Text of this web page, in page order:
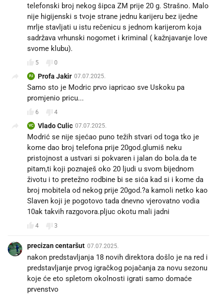
telefonski broj nekog šipca ZM prije 20 g. Strašno. Malo
nije higijenski s tvoje strane jednu karijeru bez ijedne
mrlje stavljati u istu rečenicu s jednom karijerom koja
sadržava vrhunski nogomet i kriminal ( kažnjavanje love
svome klubu).
5 0
PJ Profa Jakir 07.07.2025.
Samo sto je Modric prvo iapricao sve Uskoku pa
promjenio pricu...
6 4
VC Vlado Culic 07.07.2025.
Modrić se nije sjećao puno težih stvari od toga tko je
kome dao broj telefona prije 20god.glumiš neku
pristojnost a ustvari si pokvaren i jalan do bola.da te
pitam,ti koji poznaješ oko 20 ljudi u svom bijednom
životu i to pretežno rodbine bi se sića kad si i kome da
broj mobitela od nekog prije 20god.?a kamoli netko kao
Slaven koji je pogotovo tada dnevno vjerovatno vodia
10ak takvih razgovora.pljuc okotu mali jadni
4 3
precizan centaršut 07.07.2025.
nakon predstavljanja 18 novih direktora došlo je na red i
predstavljanje prvog igračkog pojačanja za novu sezonu
koje će eto spletom okolnosti igrati samo domaće
prvenstvo